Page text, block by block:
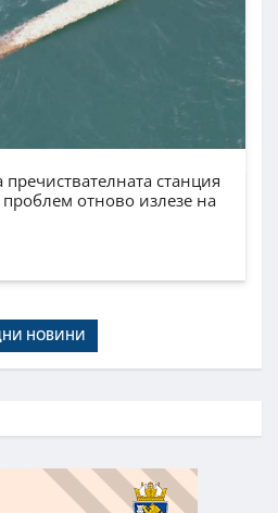
станция
отново излезе на
НОВИНИ